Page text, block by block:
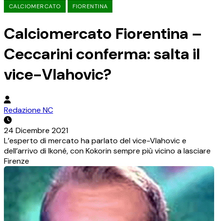
CALCIOMERCATO FIORENTINA
Calciomercato Fiorentina –
Ceccarini conferma: salta il
vice-Vlahovic?
Redazione NC
24 Dicembre 2021
L’esperto di mercato ha parlato del vice-Vlahovic e
dell’arrivo di Ikoné, con Kokorin sempre più vicino a lasciare
Firenze